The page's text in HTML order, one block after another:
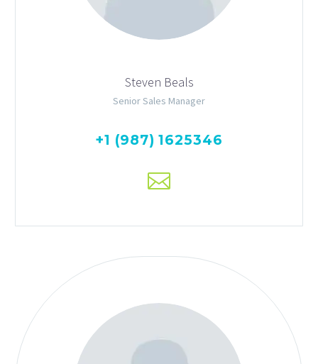
Steven Beals
Senior Sales Manager
+1 (987) 1625346